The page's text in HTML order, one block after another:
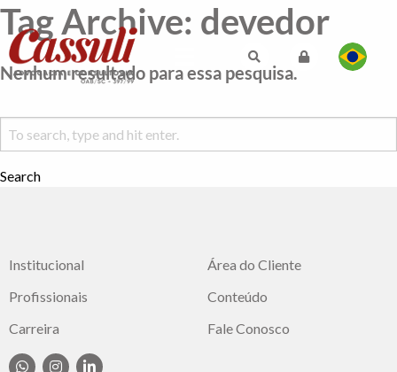
Tag Archive: devedor
Nenhum resultado para essa pesquisa.
Search
Institucional
Profissionais
Carreira
Área do Cliente
Conteúdo
Fale Conosco